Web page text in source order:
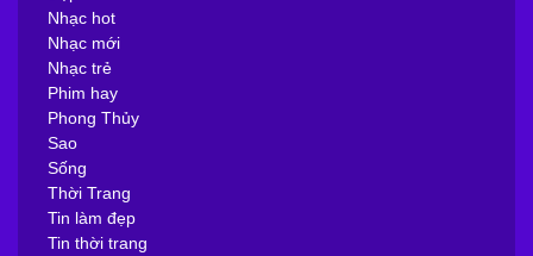
Nhạc hot
Nhạc mới
Nhạc trẻ
Phim hay
Phong Thủy
Sao
Sống
Thời Trang
Tin làm đẹp
Tin thời trang